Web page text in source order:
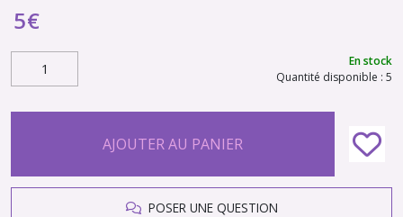
5€
En stock
Quantité disponible : 5
AJOUTER AU PANIER
POSER UNE QUESTION